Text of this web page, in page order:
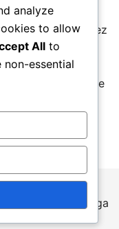
et à
offrir. Si vous avez
pas à
. Ensemble,
Six Siege une
powered by Botiga
analyze
to allow
All to
non-essential